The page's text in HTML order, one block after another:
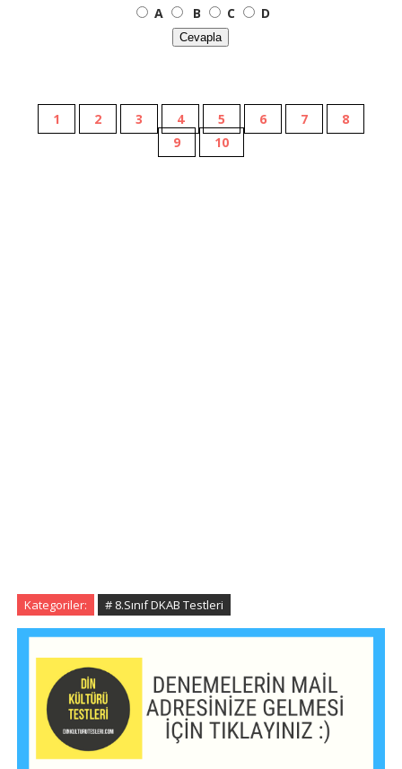
A B C D
Cevapla
1 2 3 4 5 6 7
8
9
10
Kategoriler: # 8.Sınıf DKAB Testleri